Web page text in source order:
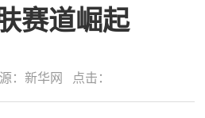
赛道崛起
：新华网 点击：